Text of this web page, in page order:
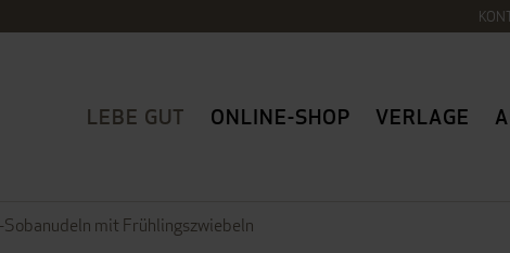
LEBE GUT ONLINE-SHOP VERLAGE
mit Frühlingszwiebeln